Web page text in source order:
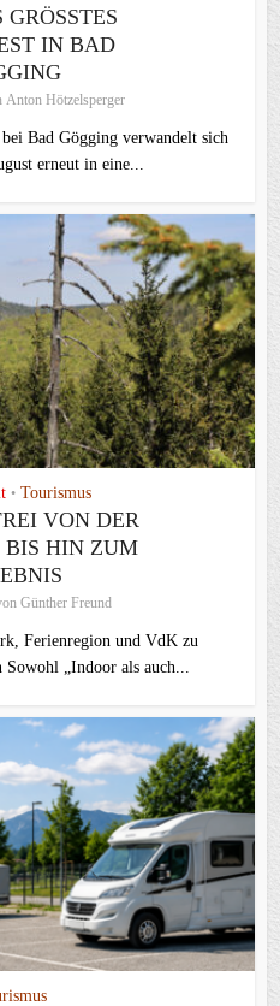
R
IN BAD G
Anton Hötzelsperger
Bad Gögging verwandelt sich
erneut in eine...
• Tourismus
VON DER
BIS HIN ZUM
Günther Freund
Ferienregion und VdK zu
„Indoor als auch...